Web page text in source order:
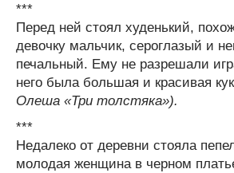
***
Перед ней стоял худенький,
девочку мальчик, сероглазый и
печальный. Ему не разрешали
него была большая и красивая
Олеша «Три толстяка»).
***
Недалеко от деревни стояла
молодая женщина в черном